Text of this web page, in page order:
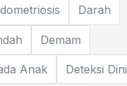
Darah
Demam
Anak Deteksi Dini